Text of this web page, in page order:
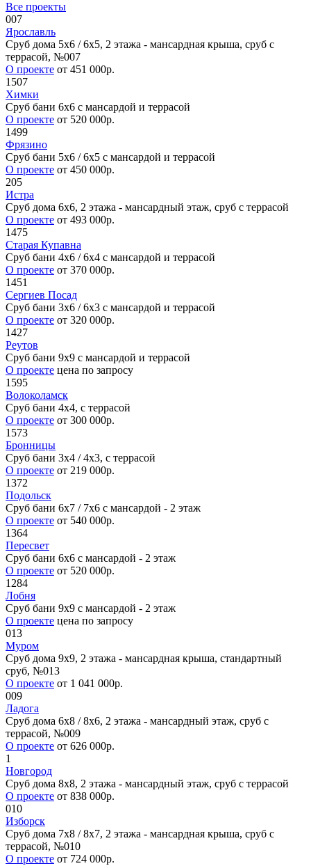
Все проекты
007
Ярославль
Сруб дома 5х6 / 6x5, 2 этажа - мансардная крыша, сруб с
террасой, №007
О проекте от 451 000р.
1507
Химки
Сруб бани 6х6 с мансардой и террасой
О проекте от 520 000р.
1499
Фрязино
Сруб бани 5х6 / 6x5 с мансардой и террасой
О проекте от 450 000р.
205
Истра
Сруб дома 6х6, 2 этажа - мансардный этаж, сруб с террасой
О проекте от 493 000р.
1475
Старая Купавна
Сруб бани 4х6 / 6x4 с мансардой и террасой
О проекте от 370 000р.
1451
Сергиев Посад
Сруб бани 3х6 / 6x3 с мансардой и террасой
О проекте от 320 000р.
1427
Реутов
Сруб бани 9х9 с мансардой и террасой
О проекте цена по запросу
1595
Волоколамск
Сруб бани 4х4, с террасой
О проекте от 300 000р.
1573
Бронницы
Сруб бани 3х4 / 4x3, с террасой
О проекте от 219 000р.
1372
Подольск
Сруб бани 6х7 / 7х6 с мансардой - 2 этаж
О проекте от 540 000р.
1364
Пересвет
Сруб бани 6х6 с мансардой - 2 этаж
О проекте от 520 000р.
1284
Лобня
Сруб бани 9х9 с мансардой - 2 этаж
О проекте цена по запросу
013
Муром
Сруб дома 9х9, 2 этажа - мансардная крыша, стандартный
сруб, №013
О проекте от 1 041 000р.
009
Ладога
Сруб дома 6х8 / 8x6, 2 этажа - мансардный этаж, сруб с
террасой, №009
О проекте от 626 000р.
1
Новгород
Сруб дома 8х8, 2 этажа - мансардный этаж, сруб с террасой
О проекте от 838 000р.
010
Изборск
Сруб дома 7х8 / 8x7, 2 этажа - мансардная крыша, сруб с
террасой, №010
О проекте от 724 000р.